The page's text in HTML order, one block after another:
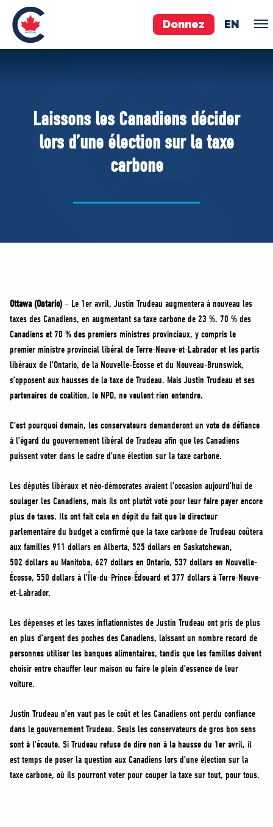
Donnez EN
Pierre Poilievre
Vos députés conservateurs
Cabinet fantôme
Exécutif national
Documents constitutifs
BÉNÉVOLE
ADHÉREZ
BOUTIQUE
Laissons les Canadiens décider
lors d’une élection sur la taxe
carbone
Ottawa (Ontario) – Le 1er avril, Justin Trudeau augmentera à nouveau les
taxes des Canadiens, en augmentant sa taxe carbone de 23 %. 70 % des
Canadiens et 70 % des premiers ministres provinciaux, y compris le
premier ministre provincial libéral de Terre-Neuve-et-Labrador et les partis
libéraux de l’Ontario, de la Nouvelle-Écosse et du Nouveau-Brunswick,
s’opposent aux hausses de la taxe de Trudeau. Mais Justin Trudeau et ses
partenaires de coalition, le NPD, ne veulent rien entendre.
C’est pourquoi demain, les conservateurs demanderont un vote de défiance
à l’égard du gouvernement libéral de Trudeau afin que les Canadiens
puissent voter dans le cadre d’une élection sur la taxe carbone.
Les députés libéraux et néo-démocrates avaient l’occasion aujourd’hui de
soulager les Canadiens, mais ils ont plutôt voté pour leur faire payer encore
plus de taxes. Ils ont fait cela en dépit du fait que le directeur
parlementaire du budget a confirmé que la taxe carbone de Trudeau coûtera
aux familles 911 dollars en Alberta, 525 dollars en Saskatchewan,
502 dollars au Manitoba, 627 dollars en Ontario, 537 dollars en Nouvelle-
Écosse, 550 dollars à l’Île-du-Prince-Édouard et 377 dollars à Terre-Neuve-
et-Labrador.
Les dépenses et les taxes inflationnistes de Justin Trudeau ont pris de plus
en plus d’argent des poches des Canadiens, laissant un nombre record de
personnes utiliser les banques alimentaires, tandis que les familles doivent
choisir entre chauffer leur maison ou faire le plein d’essence de leur
voiture.
Justin Trudeau n’en vaut pas le coût et les Canadiens ont perdu confiance
dans le gouvernement Trudeau. Seuls les conservateurs de gros bon sens
sont à l’écoute. Si Trudeau refuse de dire non à la hausse du 1er avril, il
est temps de poser la question aux Canadiens lors d’une élection sur la
taxe carbone, où ils pourront voter pour couper la taxe sur tout, pour tous.